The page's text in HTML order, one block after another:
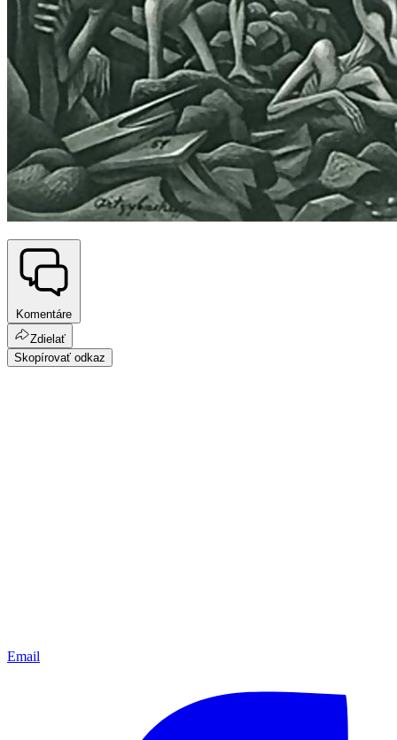
Komentáre
Zdielať
Skopírovať odkaz
Email